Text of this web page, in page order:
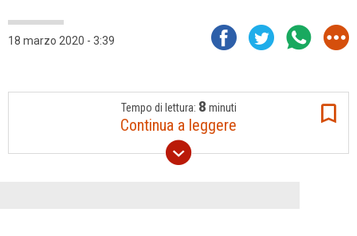
18 marzo 2020 - 3:39
Tempo di lettura: 8 minuti
Continua a leggere